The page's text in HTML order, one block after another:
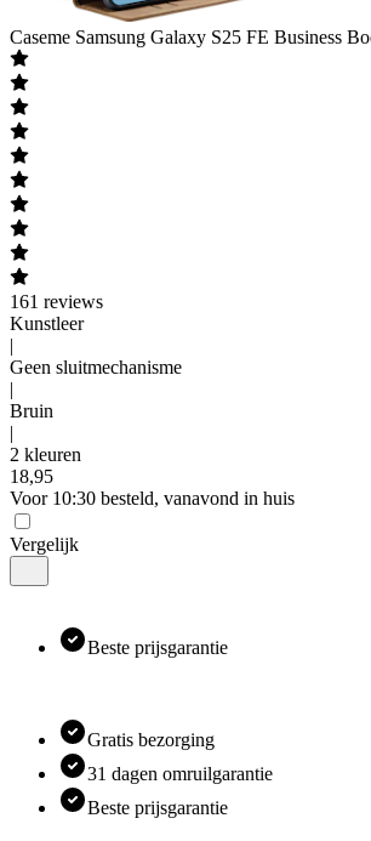
Caseme Samsung Galaxy S25 FE Business
161 reviews
Kunstleer
|
Geen sluitmechanisme
|
Bruin
|
2 kleuren
18,95
Voor 10:30 besteld, vanavond in huis
Vergelijk
Beste prijsgarantie
Gratis bezorging
31 dagen omruilgarantie
Beste prijsgarantie